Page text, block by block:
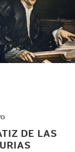
DE LAS